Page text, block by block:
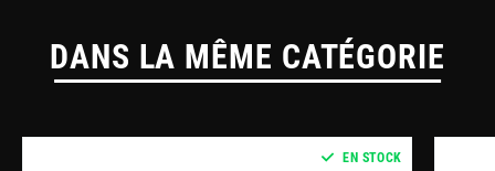
DANS LA MÊME CATÉGORIE
EN STOCK